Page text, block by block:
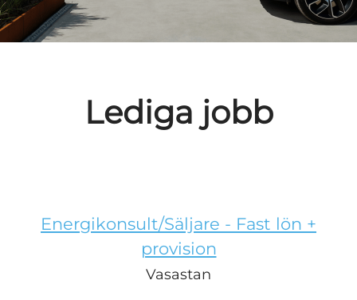
Lediga jobb
Energikonsult/Säljare - Fast lön +
provision
Vasastan